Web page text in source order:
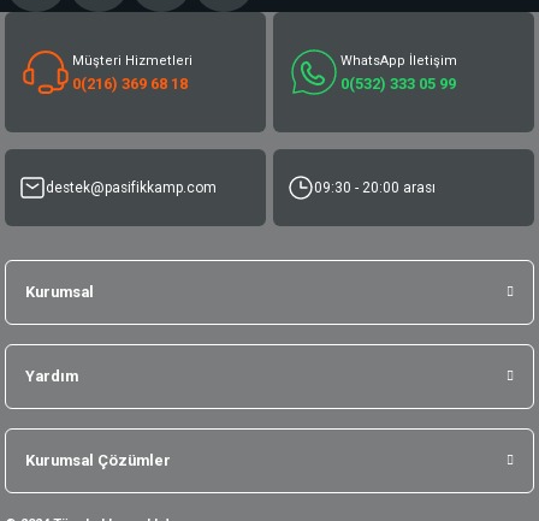
Müşteri Hizmetleri
0(216) 369 68 18
WhatsApp İletişim
0(532) 333 05 99
destek@pasifikkamp.com 09:30 - 20:00 arası
Kurumsal
Yardım
Kurumsal Çözümler